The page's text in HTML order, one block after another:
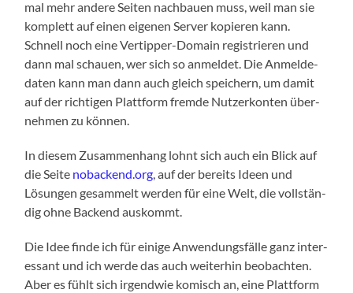
mal mehr ande­re Sei­ten nach­bau­en muss, weil man sie
kom­plett auf einen eige­nen Ser­ver kopie­ren kann.
Schnell noch eine Ver­tip­per-Domain regis­trie­ren und
dann mal schau­en, wer sich so anmel­det. Die Anmel­de­
da­ten kann man dann auch gleich spei­chern, um damit
auf der rich­ti­gen Platt­form frem­de Nut­zer­kon­ten über­
neh­men zu können.
In die­sem Zusam­men­hang lohnt sich auch ein Blick auf
die Sei­te nobackend.org, auf der bereits Ideen und
Lösun­gen gesam­melt wer­den für eine Welt, die voll­stän­
dig ohne Backend auskommt.
Die Idee fin­de ich für eini­ge Anwen­dungs­fäl­le ganz inter­
es­sant und ich wer­de das auch wei­ter­hin beob­ach­ten.
Aber es fühlt sich irgend­wie komisch an, eine Platt­form